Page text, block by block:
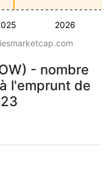
2026
- nombre
l'emprunt de